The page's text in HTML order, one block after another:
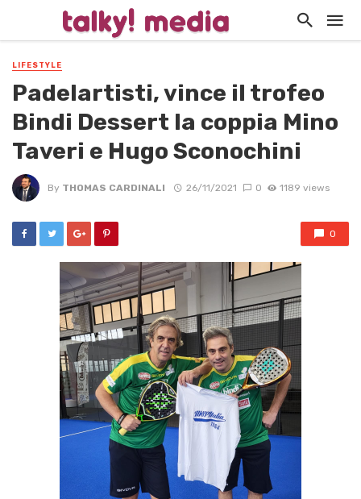
LIFESTYLE
Padelartisti, vince il trofeo
Bindi Dessert la coppia Mino
Taveri e Hugo Sconochini
By THOMAS CARDINALI 26/11/2021 0 1189 views
0